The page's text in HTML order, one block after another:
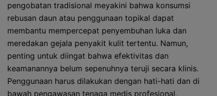
pengobatan tradisional meyakini bahwa konsumsi
rebusan daun atau penggunaan topikal dapat
membantu mempercepat penyembuhan luka dan
meredakan gejala penyakit kulit tertentu. Namun,
penting untuk diingat bahwa efektivitas dan
keamanannya belum sepenuhnya teruji secara klinis.
Penggunaan harus dilakukan dengan hati-hati dan di
bawah pengawasan tenaga medis profesional,